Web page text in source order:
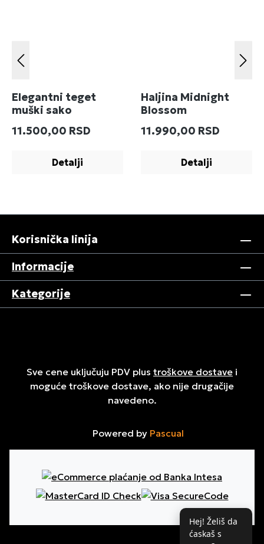
Hej! Želiš da
ćaskaš s
Elegantni teget
muški sako
Redovna cena:
11.500,00 RSD
Detalji
Haljina Midnight
Blossom
Redovna cena:
11.990,00 RSD
Detalji
Korisnička linija
Informacije
Kategorije
Sve cene uključuju PDV plus troškove dostave i
moguće troškove dostave, ako nije drugačije
navedeno.
Powered by Pascual